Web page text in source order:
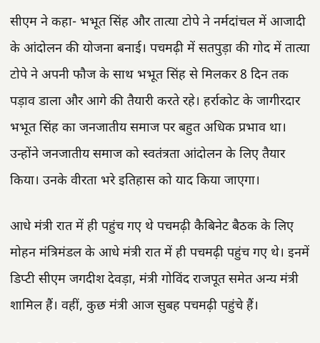
सीएम ने कहा- भभूत सिंह और तात्या टोपे ने नर्मदांचल में आजादी
के आंदोलन की योजना बनाई। पचमढ़ी में सतपुड़ा की गोद में तात्या
टोपे ने अपनी फौज के साथ भभूत सिंह से मिलकर 8 दिन तक
पड़ाव डाला और आगे की तैयारी करते रहे। हर्राकोट के जागीरदार
भभूत सिंह का जनजातीय समाज पर बहुत अधिक प्रभाव था।
उन्होंने जनजातीय समाज को स्वतंत्रता आंदोलन के लिए तैयार
किया। उनके वीरता भरे इतिहास को याद किया जाएगा।
आधे मंत्री रात में ही पहुंच गए थे पचमढ़ी कैबिनेट बैठक के लिए
मोहन मंत्रिमंडल के आधे मंत्री रात में ही पचमढ़ी पहुंच गए थे। इनमें
डिप्टी सीएम जगदीश देवड़ा, मंत्री गोविंद राजपूत समेत अन्य मंत्री
शामिल हैं। वहीं, कुछ मंत्री आज सुबह पचमढ़ी पहुंचे हैं।